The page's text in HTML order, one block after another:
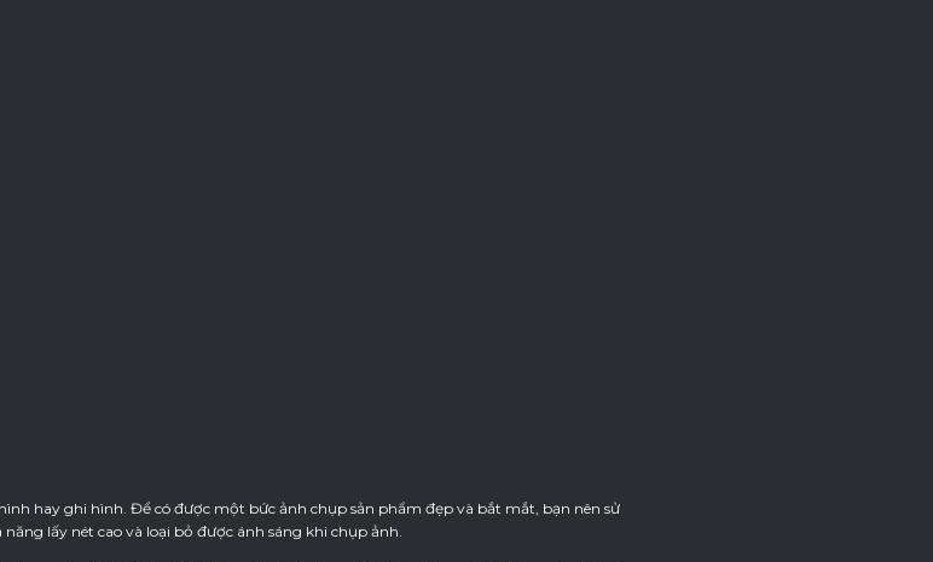
hay ghi hình. Để có được một bức ảnh chụp sản phẩm đẹp và bắt mắt, bạn nên sử
lấy nét cao và loại bỏ được ánh sáng khi chụp ảnh.